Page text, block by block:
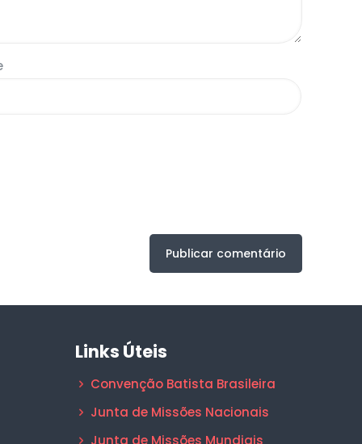
Links Úteis
Convenção Batista Brasileira
Junta de Missões Nacionais
Junta de Missões Mundiais